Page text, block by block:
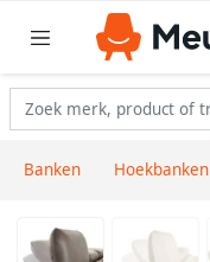
Banken Hoekbanken